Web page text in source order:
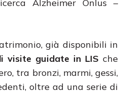
Alzheimer Onlus –
già disponibili in
visite guidate in LIS che
tra bronzi, marmi, gessi,
oltre ad una serie di